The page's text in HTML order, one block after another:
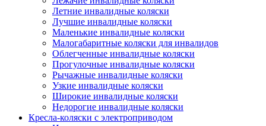
Летние инвалидные коляски
Лучшие инвалидные коляски
Маленькие инвалидные коляски
Малогабаритные коляски для инвалидов
Облегченные инвалидные коляски
Прогулочные инвалидные коляски
Рычажные инвалидные коляски
Узкие инвалидные коляски
Широкие инвалидные коляски
Недорогие инвалидные коляски
Кресла-коляски с электроприводом